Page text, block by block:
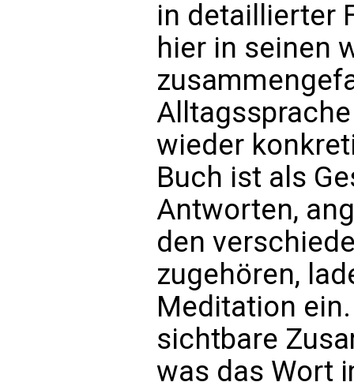
in detaillierter
hier in seinen
wieder
Buch ist als
Antworten,
den
zugehören,
Meditation
sichtbare
was das Wort